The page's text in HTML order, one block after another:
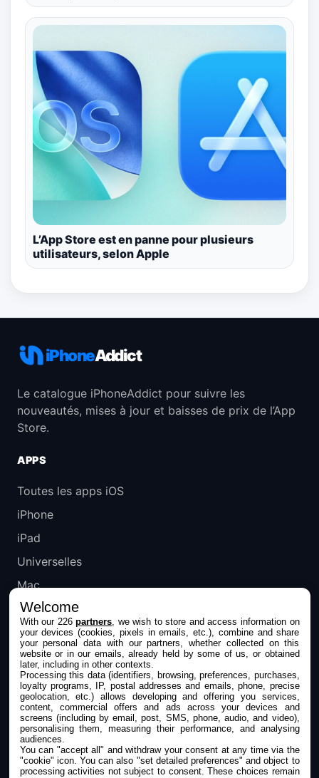
L’App Store est en panne pour plusieurs
utilisateurs, selon Apple
iPhoneAddict
Le catalogue iPhoneAddict pour suivre les
nouveautés, mises à jour et baisses de prix de l’App
Store.
APPS
Toutes les apps iOS
iPhone
iPad
Universelles
Mac
Apple TV
IPHONEADDICT
Actualité Apple
Archives keynotes
Contact
À propos
KultureGeek
Welcome
With our 226partners , we wish to store and access information on
your devices (cookies, pixels in emails, etc.), combine and share
your personal data with our partners, whether collected on this
website or in our emails, already held by some of us, or obtained
later, including in other contexts.
Processing this data (identifiers, browsing, preferences, purchases,
loyalty programs, IP, postal addresses and emails, phone, precise
geolocation, etc.) allows developing and offering you services,
content, commercial offers and ads across your devices and
screens (including by email, post, SMS, phone, audio, and video),
personalising them, measuring their performance, and analysing
audiences.
You can "accept all" and withdraw your consent at any time via the
"cookie" icon. You can also "set detailed preferences" and object to
processing activities not subject to consent. These choices remain